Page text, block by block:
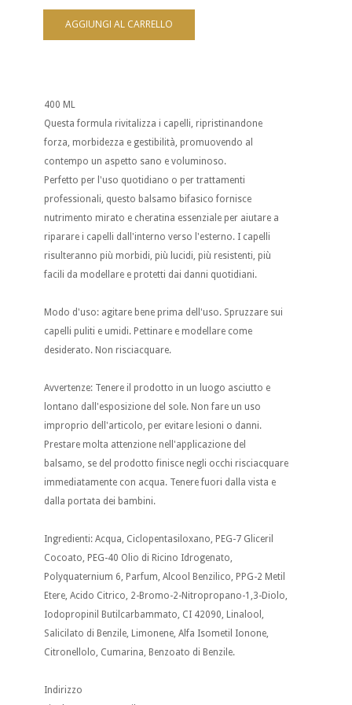
400 ML
Questa formula rivitalizza i capelli, ripristinandone
forza, morbidezza e gestibilità, promuovendo al
contempo un aspetto sano e voluminoso.
Perfetto per l'uso quotidiano o per trattamenti
professionali, questo balsamo bifasico fornisce
nutrimento mirato e cheratina essenziale per aiutare a
riparare i capelli dall'interno verso l'esterno. I capelli
risulteranno più morbidi, più lucidi, più resistenti, più
facili da modellare e protetti dai danni quotidiani.
Modo d'uso: agitare bene prima dell'uso. Spruzzare sui
capelli puliti e umidi. Pettinare e modellare come
desiderato. Non risciacquare.
Avvertenze: Tenere il prodotto in un luogo asciutto e
lontano dall'esposizione del sole. Non fare un uso
improprio dell'articolo, per evitare lesioni o danni.
Prestare molta attenzione nell'applicazione del
balsamo, se del prodotto finisce negli occhi risciacquare
immediatamente con acqua. Tenere fuori dalla vista e
dalla portata dei bambini.
Ingredienti: Acqua, Ciclopentasiloxano, PEG-7 Gliceril
Cocoato, PEG-40 Olio di Ricino Idrogenato,
Polyquaternium 6, Parfum, Alcool Benzilico, PPG-2 Metil
Etere, Acido Citrico, 2-Bromo-2-Nitropropano-1,3-Diolo,
Iodopropinil Butilcarbammato, CI 42090, Linalool,
Salicilato di Benzile, Limonene, Alfa Isometil Ionone,
Citronellolo, Cumarina, Benzoato di Benzile.
Indirizzo